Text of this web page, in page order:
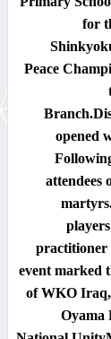
for
Peace
Branch.
opened
attendees
practitioner
event marked
of WKO Iraq,
Oyama